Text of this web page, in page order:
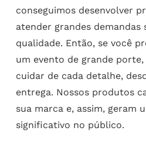
conseguimos desenvolver
atender grandes
qualidade. Então, se você
um evento de grande
cuidar de cada detalhe,
entrega. Nossos produtos
sua marca e, assim, geram
significativo no público.